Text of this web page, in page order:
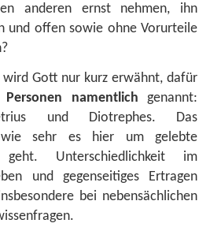
anderen ernst nehmen, ihn
und offen sowie ohne Vorurteile
wird Gott nur kurz erwähnt, dafür
Personen namentlich genannt:
und Diotrephes. Das
wie sehr es hier um gelebte
geht. Unterschiedlichkeit im
und gegenseitiges Ertragen
bei nebensächlichen